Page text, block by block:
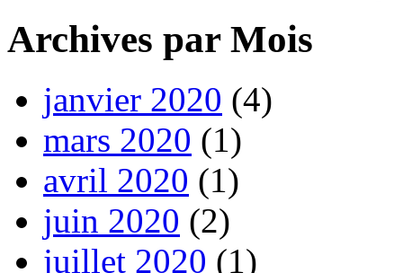
Archives par Mois
janvier 2020 (4)
mars 2020 (1)
avril 2020 (1)
juin 2020 (2)
juillet 2020 (1)